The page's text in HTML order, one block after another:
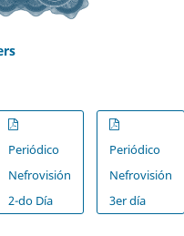
Periódico
Nefrovisión
2-do Día
Periódico
Nefrovisión
3er día